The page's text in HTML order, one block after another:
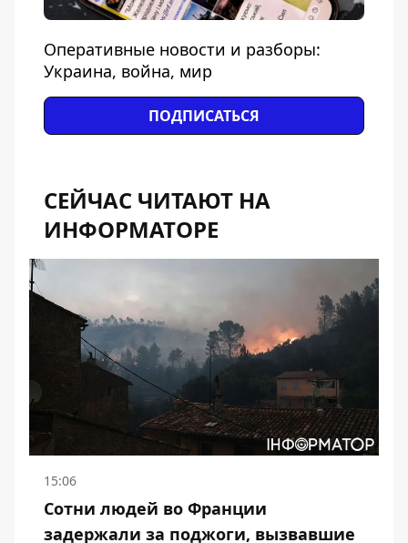
Оперативные новости и разборы:
Украина, война, мир
ПОДПИСАТЬСЯ
СЕЙЧАС ЧИТАЮТ НА
ИНФОРМАТОРЕ
15:06
Сотни людей во Франции
задержали за поджоги, вызвавшие